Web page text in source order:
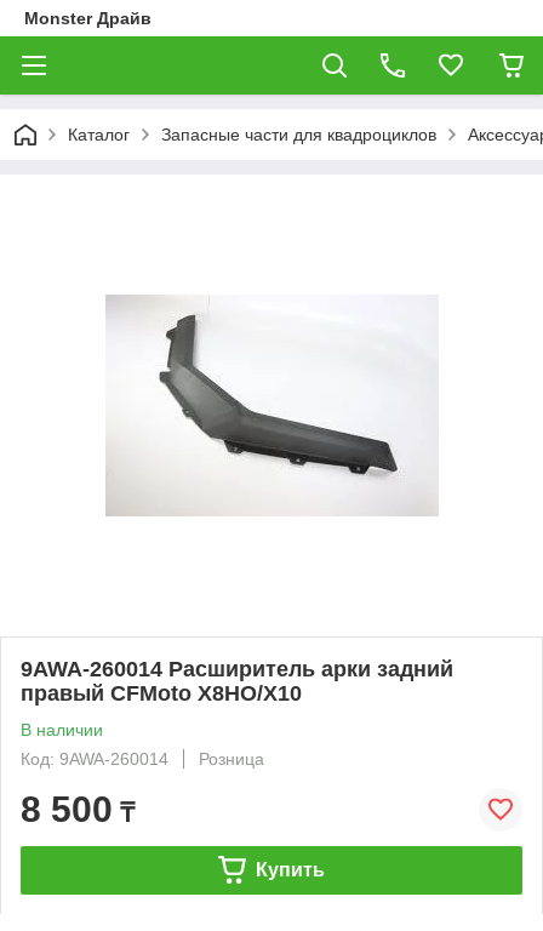
Monster Драйв
Каталог Запасные части для квадроциклов
9AWA-260014 Расширитель арки задний
правый CFMoto X8HO/X10
В наличии
Код: 9AWA-260014
Розница
8 500 ₸
Купить